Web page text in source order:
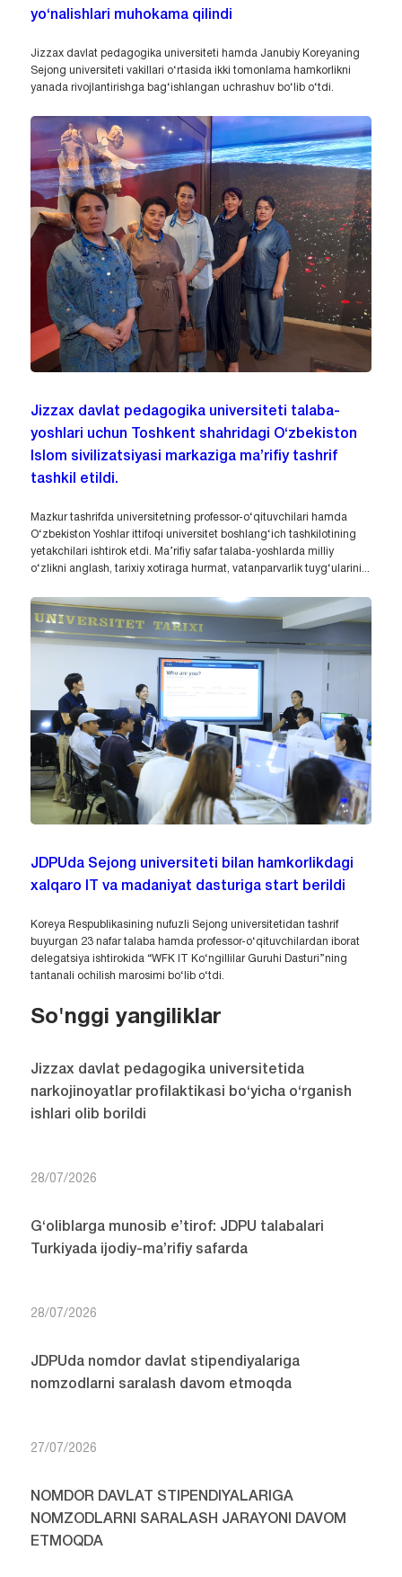
yo‘nalishlari muhokama qilindi
Jizzax davlat pedagogika universiteti hamda Janubiy Koreyaning
Sejong universiteti vakillari o‘rtasida ikki tomonlama hamkorlikni
yanada rivojlantirishga bag‘ishlangan uchrashuv bo‘lib o‘tdi.
Jizzax davlat pedagogika universiteti talaba-
yoshlari uchun Toshkent shahridagi O‘zbekiston
Islom sivilizatsiyasi markaziga ma’rifiy tashrif
tashkil etildi.
Mazkur tashrifda universitetning professor-o‘qituvchilari hamda
O‘zbekiston Yoshlar ittifoqi universitet boshlang‘ich tashkilotining
yetakchilari ishtirok etdi. Ma’rifiy safar talaba-yoshlarda milliy
o‘zlikni anglash, tarixiy xotiraga hurmat, vatanparvarlik tuyg‘ularini...
JDPUda Sejong universiteti bilan hamkorlikdagi
xalqaro IT va madaniyat dasturiga start berildi
Koreya Respublikasining nufuzli Sejong universitetidan tashrif
buyurgan 23 nafar talaba hamda professor-o‘qituvchilardan iborat
delegatsiya ishtirokida “WFK IT Ko‘ngillilar Guruhi Dasturi”ning
tantanali ochilish marosimi bo‘lib o‘tdi.
So'nggi yangiliklar
Jizzax davlat pedagogika universitetida
narkojinoyatlar profilaktikasi bo‘yicha o‘rganish
ishlari olib borildi
28/07/2026
G‘oliblarga munosib e’tirof: JDPU talabalari
Turkiyada ijodiy-ma’rifiy safarda
28/07/2026
JDPUda nomdor davlat stipendiyalariga
nomzodlarni saralash davom etmoqda
27/07/2026
NOMDOR DAVLAT STIPENDIYALARIGA
NOMZODLARNI SARALASH JARAYONI DAVOM
ETMOQDA